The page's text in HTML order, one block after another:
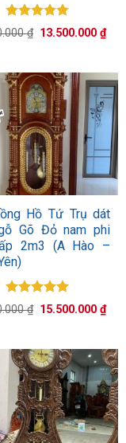
Được xếp
hạng
₫ Giá
13.500.000₫Giá
Hồ Tứ Trụ dát
Gõ Đỏ nam phi
2m3 (A Hào –
Được xếp
hạng
₫ Giá
15.500.000₫Giá